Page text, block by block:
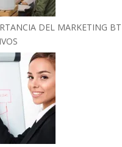
DEL MARKETING